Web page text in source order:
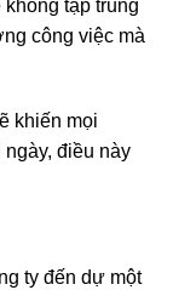
tập trung
công việc mà
khiến mọi
điều này
ty đến dự một